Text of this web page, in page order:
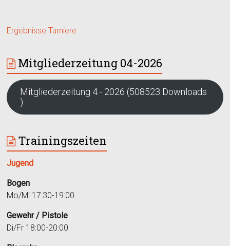
Ergebnisse Turniere
Mitgliederzeitung 04-2026
Mitgliederzeitung 4 - 2026 (508523 Downloads
)
Trainingszeiten
Jugend
Bogen
Mo/Mi 17:30-19:00
Gewehr / Pistole
Di/Fr 18:00-20:00